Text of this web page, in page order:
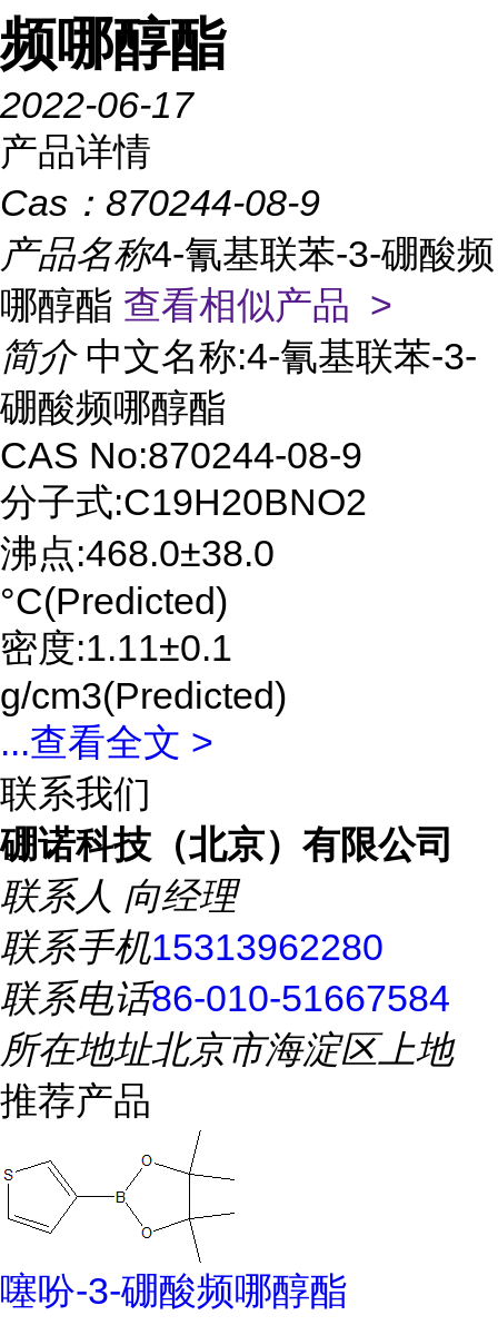
频哪醇酯
2022-06-17
产品详情
Cas： 870244-08-9
产品名称4-氰基联苯-3-硼酸频
哪醇酯 查看相似产品 >
简介 中文名称:4-氰基联苯-3-
硼酸频哪醇酯
CAS No:870244-08-9
分子式:C19H20BNO2
沸点:468.0±38.0
°C(Predicted)
密度:1.11±0.1
g/cm3(Predicted)
...查看全文 >
联系我们
硼诺科技（北京）有限公司
联系人 向经理
联系手机15313962280
联系电话86-010-51667584
所在地址北京市海淀区上地
推荐产品
噻吩-3-硼酸频哪醇酯